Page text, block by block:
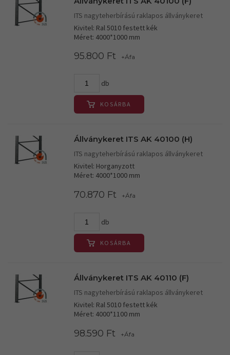
ITS nagyteherbírású raklapos állványkeret
Kivitel: Ral 5010 festett kék
Méret: 4000*1000 mm
95.800 Ft +Áfa
db
KOSÁRBA
Állványkeret ITS AK 40100 (H)
ITS nagyteherbírású raklapos állványkeret
Kivitel: Horganyzott
Méret: 4000*1000 mm
70.870 Ft +Áfa
db
KOSÁRBA
Állványkeret ITS AK 40110 (F)
ITS nagyteherbírású raklapos állványkeret
Kivitel: Ral 5010 festett kék
Méret: 4000*1100 mm
98.590 Ft +Áfa